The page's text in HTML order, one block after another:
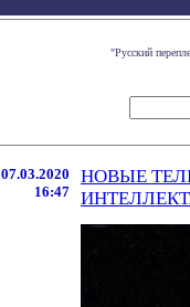
"Русский
07.03.2020
16:47
НОВЫЕ